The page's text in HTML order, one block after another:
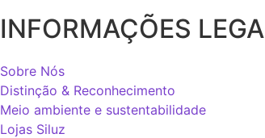
INFORMAÇÕES
Sobre Nós
Distinção & Reconhecimento
Meio ambiente e sustentabilidade
Lojas Siluz